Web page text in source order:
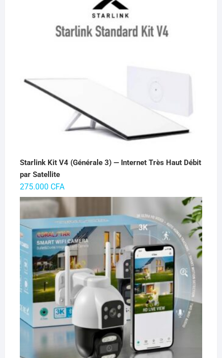
65.000 CFA.
55.000 CFA.
Starlink Kit V4 (Générale 3) — Internet Très Haut Débit
par Satellite
275.000 CFA